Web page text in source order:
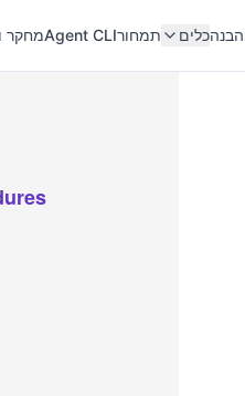
הבנהכלים תמחורAgent CLIמחקר